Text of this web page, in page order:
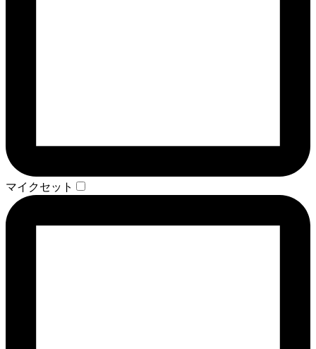
マイクセット